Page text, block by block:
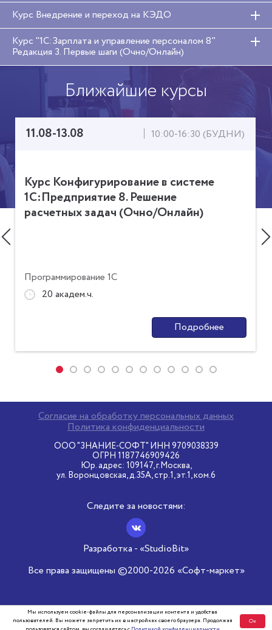
Курс Внедрение и переход на КЭДО
Курс "1С:Зарплата и управление персоналом 8"
Редакция 3. Первые шаги (Очно/Онлайн)
Ближайшие курсы
11.08-13.08 10:00-16:30 (БУДНИ)
Курс Конфигурирование в системе
1С:Предприятие 8. Решение
расчетных задач (Очно/Онлайн)
Программирование 1С
20 академ.ч.
Подробнее
Согласие на обработку персональных данных
Политика конфиденциальности
ООО "ЗНАНИЕ-СОФТ" ИНН 9709038339
ОГРН 1187746909426
Юр. адрес: 109147, г.Москва,
ул. Воронцовская, д.35А, стр.1, эт.1, ком.6
Разработка - «StudioBit»
Следите за новостями:
Все права защищены ©2000-2026 «Софт-маркет»
Мы используем cookie-файлы для персонализации контента и удобства
пользователей. Вы можете запретить их в настройках своего браузера. Продолжая
Ок